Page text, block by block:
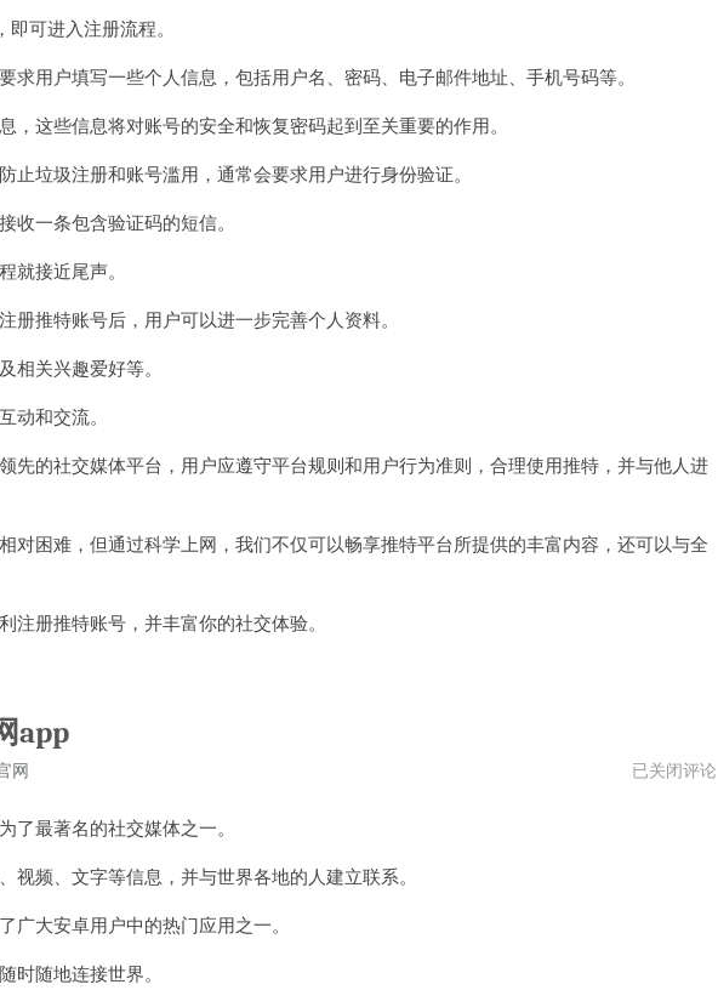
可进入注册流程。
用户填写一些个人信息，包括用户名、密码、电子邮件地址、手机号码等。
这些信息将对账号的安全和恢复密码起到至关重要的作用。
垃圾注册和账号滥用，通常会要求用户进行身份验证。
一条包含验证码的短信。
接近尾声。
推特账号后，用户可以进一步完善个人资料。
关兴趣爱好等。
和交流。
的社交媒体平台，用户应遵守平台规则和用户行为准则，合理使用推特，并与他人进
困难，但通过科学上网，我们不仅可以畅享推特平台所提供的丰富内容，还可以与全
册推特账号，并丰富你的社交体验。
app
网
推
已关闭评论
最著名的社交媒体之一。
频、文字等信息，并与世界各地的人建立联系。
大安卓用户中的热门应用之一。
随地连接世界。